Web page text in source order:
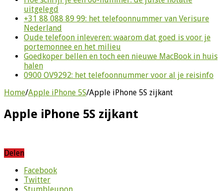
uitgelegd
+31 88 088 89 99: het telefoonnummer van Verisure
Nederland
Oude telefoon inleveren: waarom dat goed is voor je
portemonnee en het milieu
Goedkoper bellen en toch een nieuwe MacBook in huis
halen
0900 OV9292: het telefoonnummer voor al je reisinfo
Home/Apple iPhone 5S/Apple iPhone 5S zijkant
Apple iPhone 5S zijkant
Delen
Facebook
Twitter
Stumbleupon